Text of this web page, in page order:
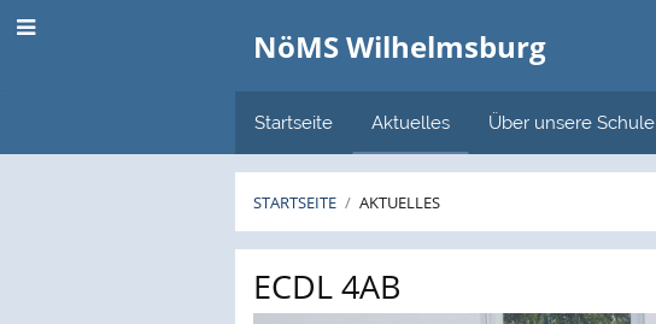
NöMS Wilhelmsburg
Startseite Aktuelles Über unsere Schule
STARTSEITE / AKTUELLES
Aktuelles
ECDL 4AB